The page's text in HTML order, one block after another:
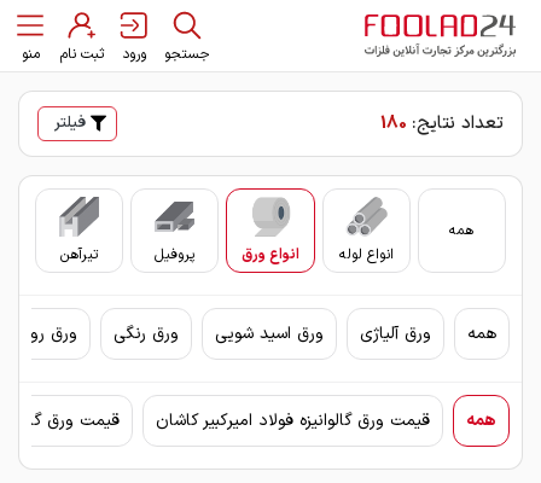
جستجو ورود ثبت نام منو
تعداد نتایج: 180 فیلتر
همه
انواع لوله
انواع ورق پروفیل تیرآهن
همه ورق آلیاژی ورق اسید شویی ورق رنگی ورق
همه قیمت ورق گالوانیزه فولاد امیرکبیر کاشان قیمت ورق